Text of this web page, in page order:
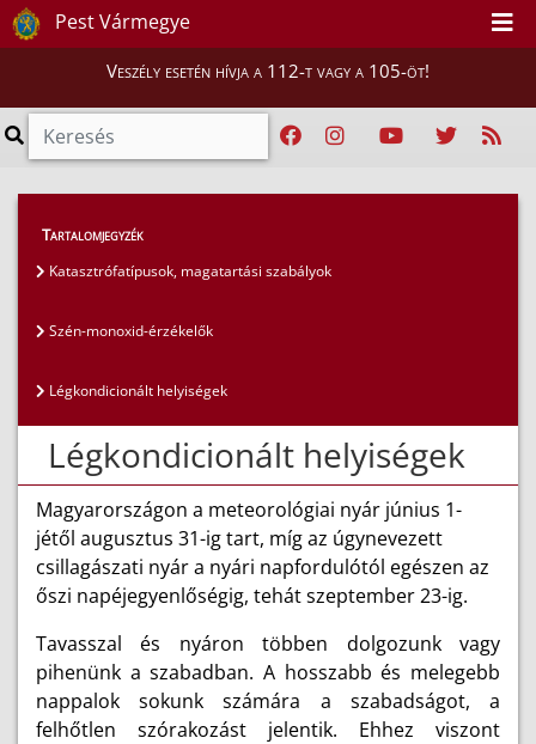
Pest Vármegye
Veszély esetén hívja a 112-t vagy a 105-öt!
Lakosság >
Légkondicionált helyiségek
Tartalomjegyzék
Katasztrófatípusok, magatartási szabályok
Szén-monoxid-érzékelők
Légkondicionált helyiségek
Légkondicionált helyiségek
Magyarországon a meteorológiai nyár június 1-
jétől augusztus 31-ig tart, míg az úgynevezett
csillagászati nyár a nyári napfordulótól egészen az
őszi napéjegyenlőségig, tehát szeptember 23-ig.
Tavasszal és nyáron többen dolgozunk vagy
pihenünk a szabadban. A hosszabb és melegebb
nappalok sokunk számára a szabadságot, a
felhőtlen szórakozást jelentik. Ehhez viszont